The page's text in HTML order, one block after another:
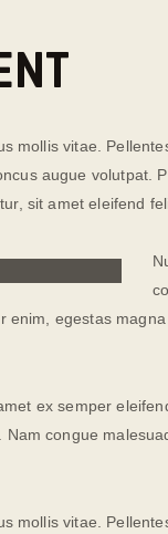
mollis vitae.
augue volutpat.
sit amet eleifend
egestas
ex semper
congue
mollis vitae.